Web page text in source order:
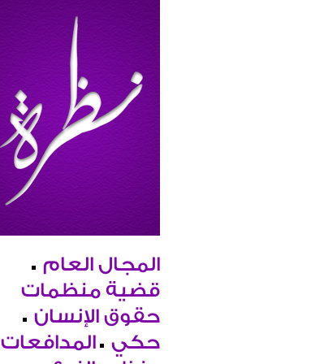
المجال العام
قضية منظمات
حقوق الإنسان
حكي
المدافعات